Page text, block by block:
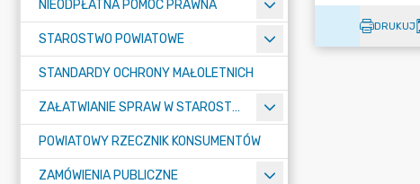
NIEODPŁATNA POMOC PRAWNA
STAROSTWO POWIATOWE
STANDARDY OCHRONY MAŁOLETNICH
ZAŁATWIANIE SPRAW W STAROSTWIE
POWIATOWY RZECZNIK KONSUMENTÓW
ZAMÓWIENIA PUBLICZNE
DRUKUJ